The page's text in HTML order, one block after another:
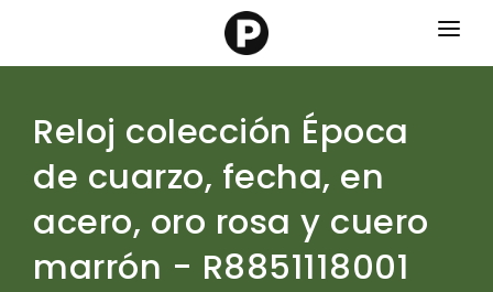
Marcas
Categorias
Contacto
Reloj colección Época
de cuarzo, fecha, en
acero, oro rosa y cuero
marrón - R8851118001